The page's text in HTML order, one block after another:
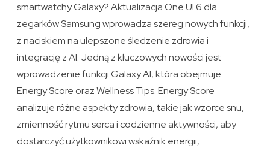
smartwatchy Galaxy? Aktualizacja One UI 6 dla
zegarków Samsung wprowadza szereg nowych funkcji,
z naciskiem na ulepszone śledzenie zdrowia i
integrację z AI. Jedną z kluczowych nowości jest
wprowadzenie funkcji Galaxy AI, która obejmuje
Energy Score oraz Wellness Tips. Energy Score
analizuje różne aspekty zdrowia, takie jak wzorce snu,
zmienność rytmu serca i codzienne aktywności, aby
dostarczyć użytkownikowi wskaźnik energii,